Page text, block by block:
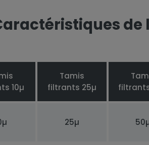
de
10µ
Tamis
filtrants 25µ
25µ